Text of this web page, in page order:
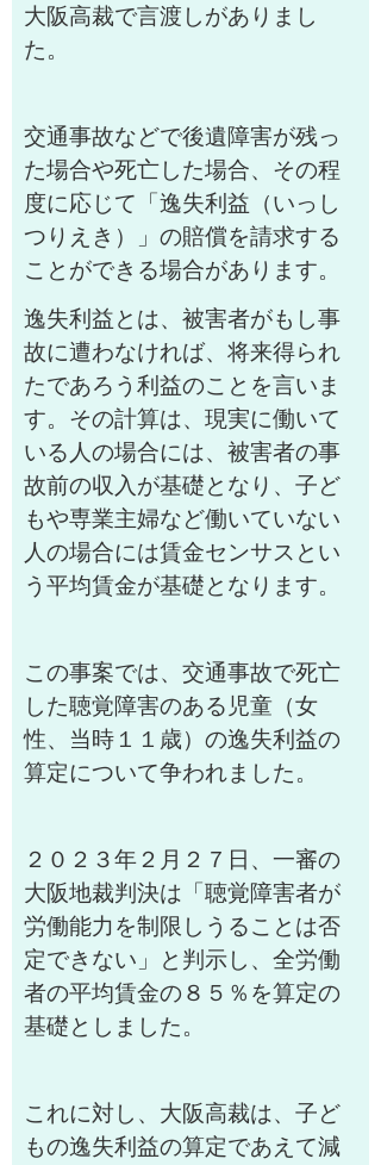
大阪高裁で言渡しがありまし
た。
交通事故などで後遺障害が残っ
た場合や死亡した場合、その程
度に応じて「逸失利益（いっし
つりえき）」の賠償を請求する
ことができる場合があります。
逸失利益とは、被害者がもし事
故に遭わなければ、将来得られ
たであろう利益のことを言いま
す。その計算は、現実に働いて
いる人の場合には、被害者の事
故前の収入が基礎となり、子ど
もや専業主婦など働いていない
人の場合には賃金センサスとい
う平均賃金が基礎となります。
この事案では、交通事故で死亡
した聴覚障害のある児童（女
性、当時１１歳）の逸失利益の
算定について争われました。
２０２３年２月２７日、一審の
大阪地裁判決は「聴覚障害者が
労働能力を制限しうることは否
定できない」と判示し、全労働
者の平均賃金の８５％を算定の
基礎としました。
これに対し、大阪高裁は、子ど
もの逸失利益の算定であえて減